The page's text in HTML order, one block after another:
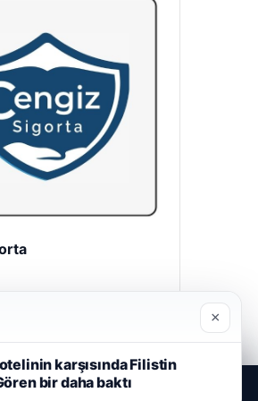
×
otelinin karşısında Filistin
bir daha baktı